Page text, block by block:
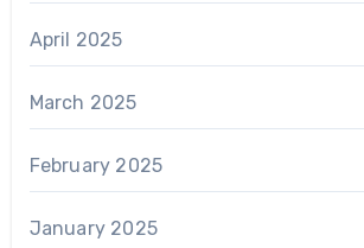
April 2025
March 2025
February 2025
January 2025